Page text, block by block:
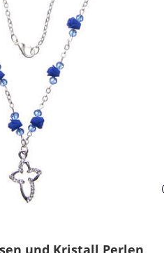
und Kristall Perlen